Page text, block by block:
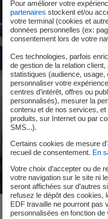
Pour améliorer votre
partenaires stockent et/ou
votre terminal (cookies et
données personnelles (ex:
consentement lors de votre
Ces technologies, parfois
de gestion de la relation
statistiques (audience,
personnaliser votre
centres d’intérêt, offres ou
personnalisés), mesurer la
contenu et de nos services,
produits, sur Internet ou par
SMS...).
Certains cookies de mesure
recueil de consentement. En
Votre choix d’accepter ou de
votre navigation sur le site ni
seront affichées sur d’autres
refusez le dépôt des cookies,
EDF travaille ne pourront pas
personnalisées en fonction de